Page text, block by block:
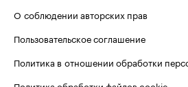
О соблюдении авторских прав
Пользовательское соглашение
Политика в отношении обработки